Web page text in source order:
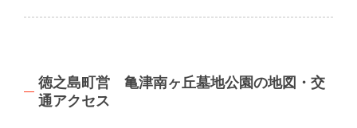
徳之島町営 亀津南ヶ丘墓地公園の地図・交
通アクセス